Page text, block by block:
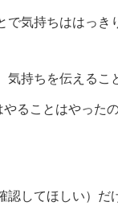
気持ちははっき
持ちを伝えるこ
ることはやった
認してほしい）